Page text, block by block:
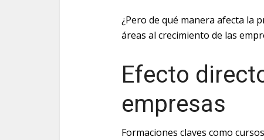
¿Pero de qué manera afecta la
áreas al crecimiento de las
Efecto
empresas
Formaciones claves como